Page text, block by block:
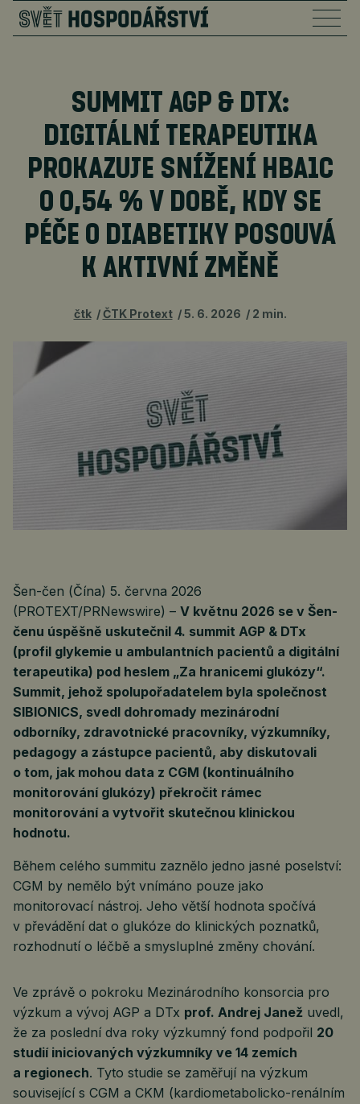
SUMMIT AGP & DTX:
DIGITÁLNÍ TERAPEUTIKA
PROKAZUJE SNÍŽENÍ HBA1C
O 0,54 % V DOBĚ, KDY SE
PÉČE O DIABETIKY POSOUVÁ
K AKTIVNÍ ZMĚNĚ
čtk ČTK Protext 5. 6. 2026 2 min.
Šen-čen (Čína) 5. června 2026
(PROTEXT/PRNewswire) – V květnu 2026 se v Šen-
čenu úspěšně uskutečnil 4. summit AGP & DTx
(profil glykemie u ambulantních pacientů a digitální
terapeutika) pod heslem „Za hranicemi glukózy“.
Summit, jehož spolupořadatelem byla společnost
SIBIONICS, svedl dohromady mezinárodní
odborníky, zdravotnické pracovníky, výzkumníky,
pedagogy a zástupce pacientů, aby diskutovali
o tom, jak mohou data z CGM (kontinuálního
monitorování glukózy) překročit rámec
monitorování a vytvořit skutečnou klinickou
hodnotu.
Během celého summitu zaznělo jedno jasné poselství:
CGM by nemělo být vnímáno pouze jako
monitorovací nástroj. Jeho větší hodnota spočívá
v převádění dat o glukóze do klinických poznatků,
rozhodnutí o léčbě a smysluplné změny chování.
Ve zprávě o pokroku Mezinárodního konsorcia pro
výzkum a vývoj AGP a DTx prof. Andrej Janež uvedl,
že za poslední dva roky výzkumný fond podpořil 20
studií iniciovaných výzkumníky ve 14 zemích
a regionech. Tyto studie se zaměřují na výzkum
související s CGM a CKM (kardiometabolicko-renálním